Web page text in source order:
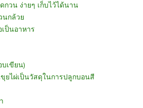
กวน ง่ายๆ เก็บไว้ได้นาน
นกล้วย
ป็นอาหาร
เขียน)
ยไผ่เป็นวัสดุในการปลูกบอนสี